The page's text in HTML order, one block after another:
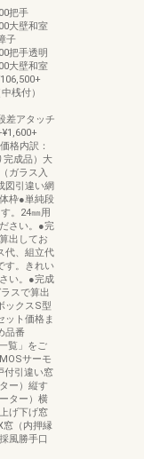
把手
大壁和室
子
把手透明
大壁和室
桟付）
差アタッチ
格内訳：
完成品）大
ガラス入
図引違い網
枠●単純段
。24㎜用
さい。●完
出してお
代、組立代
す。きれい
い。●完成
スで算出
ックスS型
ット価格ま
品番
覧」をご
サーモ
付引違い窓
ー）縦す
ター）横
げ下げ窓
窓（内押縁
風勝手口